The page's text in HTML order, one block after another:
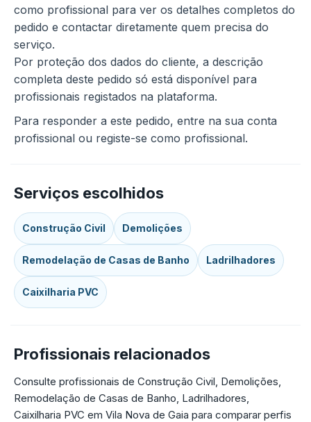
como profissional para ver os detalhes completos do
pedido e contactar diretamente quem precisa do
serviço.
Por proteção dos dados do cliente, a descrição
completa deste pedido só está disponível para
profissionais registados na plataforma.
Para responder a este pedido, entre na sua conta
profissional ou registe-se como profissional.
Serviços escolhidos
Construção Civil Demolições
Remodelação de Casas de Banho Ladrilhadores
Caixilharia PVC
Profissionais relacionados
Consulte profissionais de Construção Civil, Demolições,
Remodelação de Casas de Banho, Ladrilhadores,
Caixilharia PVC em Vila Nova de Gaia para comparar perfis